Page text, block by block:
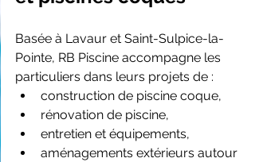
Basée à Lavaur et Saint-Sulpice-la-
Pointe, RB Piscine accompagne les
particuliers dans leurs projets de :
construction de piscine coque,
rénovation de piscine,
entretien et équipements,
aménagements extérieurs autour